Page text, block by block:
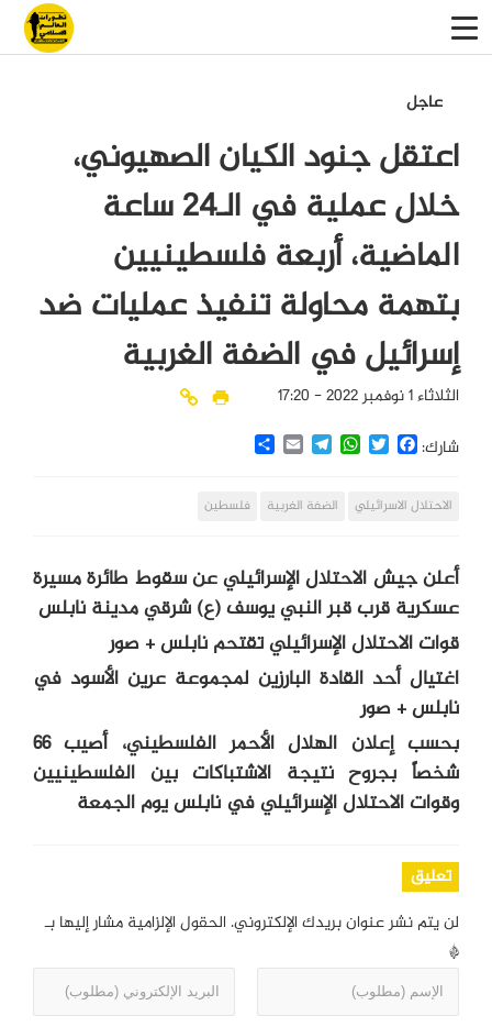
عاجل
اعتقل جنود الكيان الصهيوني،
خلال عملية في الـ24 ساعة
الماضية، أربعة فلسطينيين
بتهمة محاولة تنفيذ عمليات ضد
إسرائيل في الضفة الغربية
الثلاثاء 1 نوفمبر 2022 - 17:20
شارك:
Facebook
Twitter
WhatsApp
Telegram
Email
Share
الاحتلال الاسرائيلي الضفة الغربية فلسطين
أعلن جيش الاحتلال الإسرائيلي عن سقوط طائرة مسيرة
عسكرية قرب قبر النبي يوسف (ع) شرقي مدينة نابلس
قوات الاحتلال الإسرائيلي تقتحم نابلس + صور
اغتيال أحد القادة البارزين لمجموعة عرين الأسود في
نابلس + صور
بحسب إعلان الهلال الأحمر الفلسطيني، أصيب 66
شخصاً بجروح نتيجة الاشتباكات بين الفلسطينيين
وقوات الاحتلال الإسرائيلي في نابلس يوم الجمعة
تعليق
لن يتم نشر عنوان بريدك الإلكتروني. الحقول الإلزامية مشار إليها بـ
*